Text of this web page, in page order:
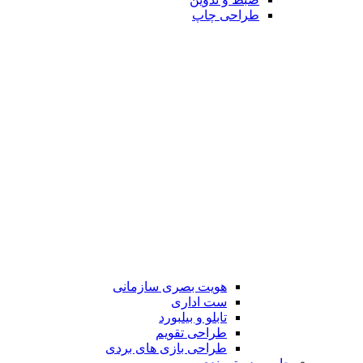
طراحی چاپ
هویت بصری سازمانی
ست اداری
تابلو و بیلبورد
طراحی تقویم
طراحی بازی های بردی